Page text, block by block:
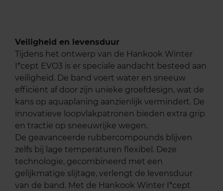
Veiligheid en levensduur
Tijdens het ontwerp van de Hankook Winter
I*cept EVO3 is er speciale aandacht besteed aan
veiligheid. De band voert water en sneeuw
efficiënt af door zijn unieke groefdesign, wat de
kans op aquaplaning aanzienlijk vermindert. De
innovatieve loopvlakpatronen bieden extra grip
en tractie op sneeuwrijke wegen.
De geavanceerde rubbercompounds blijven
zelfs bij lage temperaturen flexibel. Deze
technologie, gecombineerd met een
gelijkmatige slijtage, verlengt de levensduur
van de band. Met de Hankook Winter I*cept